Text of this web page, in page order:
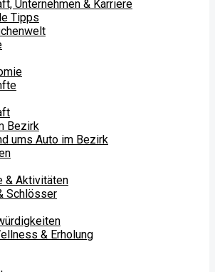
Unternehmen & Karriere
Tipps
Bezirk
ums Auto im Bezirk
& Aktivitäten
Schlösser
& Erholung